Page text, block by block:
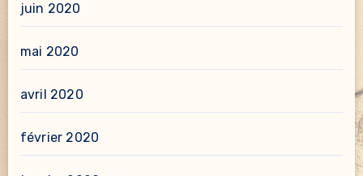
juin 2020
mai 2020
avril 2020
février 2020